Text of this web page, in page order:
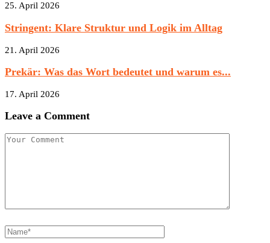
25. April 2026
Stringent: Klare Struktur und Logik im Alltag
21. April 2026
Prekär: Was das Wort bedeutet und warum es...
17. April 2026
Leave a Comment